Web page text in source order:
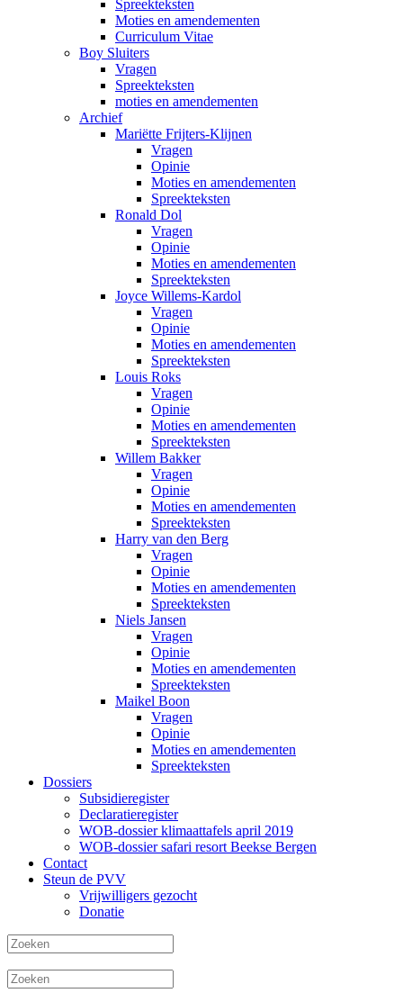
Spreekteksten
Moties en amendementen
Curriculum Vitae
Boy Sluiters
Vragen
Spreekteksten
moties en amendementen
Archief
Mariëtte Frijters-Klijnen
Vragen
Opinie
Moties en amendementen
Spreekteksten
Ronald Dol
Vragen
Opinie
Moties en amendementen
Spreekteksten
Joyce Willems-Kardol
Vragen
Opinie
Moties en amendementen
Spreekteksten
Louis Roks
Vragen
Opinie
Moties en amendementen
Spreekteksten
Willem Bakker
Vragen
Opinie
Moties en amendementen
Spreekteksten
Harry van den Berg
Vragen
Opinie
Moties en amendementen
Spreekteksten
Niels Jansen
Vragen
Opinie
Moties en amendementen
Spreekteksten
Maikel Boon
Vragen
Opinie
Moties en amendementen
Spreekteksten
Dossiers
Subsidieregister
Declaratieregister
WOB-dossier klimaattafels april 2019
WOB-dossier safari resort Beekse Bergen
Contact
Steun de PVV
Vrijwilligers gezocht
Donatie